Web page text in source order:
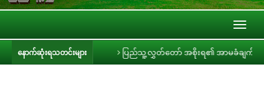
နောက်ဆုံးရသတင်းများ
ပြည်သူ့လွှတ်တော် အစိုးရ၏ အာမခံချက်များ၊ ကတိများနှင့် တာဝန်ခံ